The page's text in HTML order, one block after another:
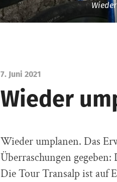
7. Juni 2021
Wieder
Wieder umplanen. Das
Überraschungen gegeben:
Die Tour Transalp ist auf